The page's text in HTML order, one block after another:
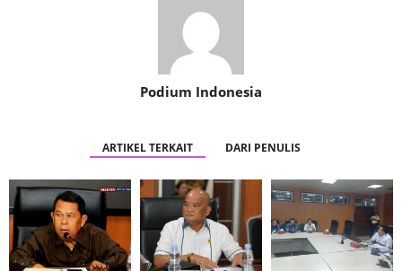
Podium Indonesia
ARTIKEL TERKAIT DARI PENULIS